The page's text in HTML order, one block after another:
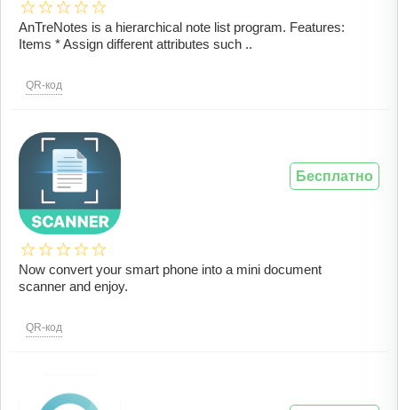
AnTreNotes is a hierarchical note list program. Features:
Items * Assign different attributes such ..
QR-код
Now convert your smart phone into a mini document
scanner and enjoy.
QR-код
Бесплатно